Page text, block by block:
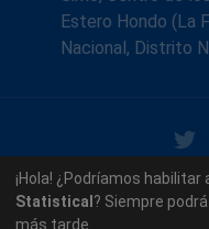
Estero Hondo (La
Nacional, Distrito
© 2026 - Memoria
Dominicana.
¡Hola! ¿Podríamos
Statistical ? Siempre
más tarde.